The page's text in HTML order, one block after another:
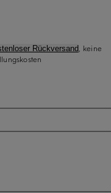
Rückversand, keine